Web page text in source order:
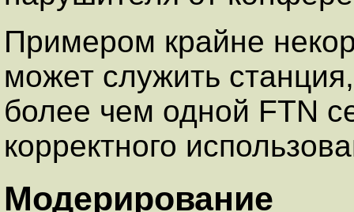
Примером крайне
может служить
более чем одной FTN
корректного
Модерирование